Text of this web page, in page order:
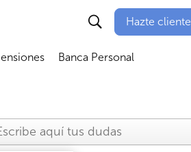
Hazte cliente
Abrir submenú
Banca Personal